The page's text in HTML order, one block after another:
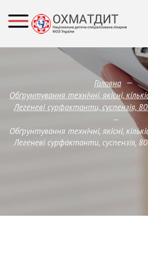
Головна —
Обґрунтування технічні, якісні,
Легеневі сурфактанти, суспензія,
—
Обґрунтування технічні, якісні,
Легеневі сурфактанти, суспензія,